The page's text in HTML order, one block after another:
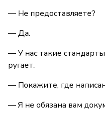
— Не предоставляете?
— Да.
— У нас такие
ругает.
— Покажите, где
— Я не обязана вам